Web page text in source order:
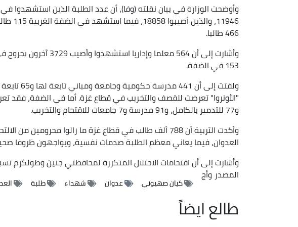
وأوضحت الوزارة في بيان نقلته (وفا)، أن عدد الطلبة الذين استشهدوا
466 طالبا.
وأشارت إلى أن 564 معلما
153 في الضفة.
ولفتت إلى أن
و77 للتدمير بالكامل، و91 مدرسة و7 جامعات للاقتحام والتخريب.
وأكدت التربية أن 788 ألف طالب في قطاع غزة ما زالوا
العدوان، فيما يعاني معظم الطلبة صدمات نفسية، ويواجهون ظروفا
وأشارت إلى أن اقتحامات الاحتلال المتكررة لمحافظتي جنين وطولكرم
المصدر وأج
كيان صهيوني عدوان شهداء طلبة
طالع ايضاً